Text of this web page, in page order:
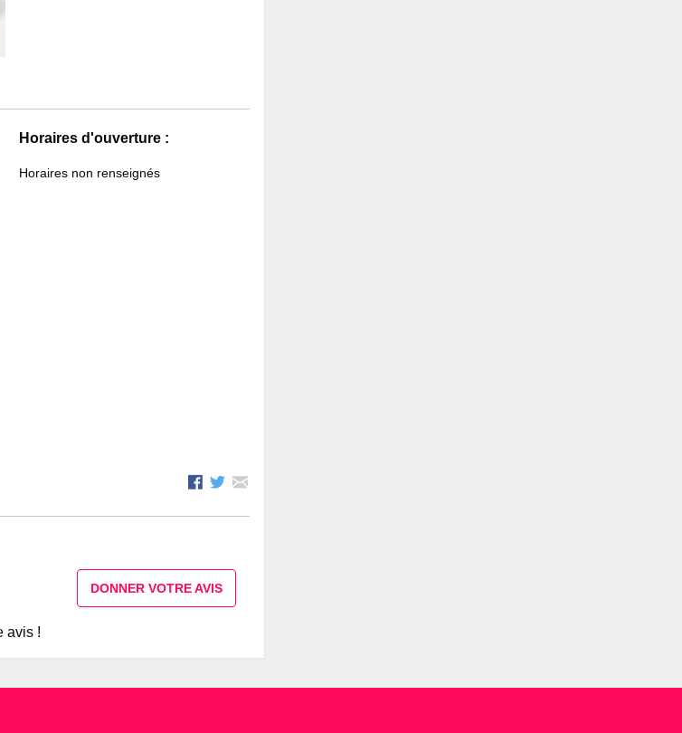
Horaires d'ouverture :
Horaires non renseignés
DONNER VOTRE AVIS
avis !